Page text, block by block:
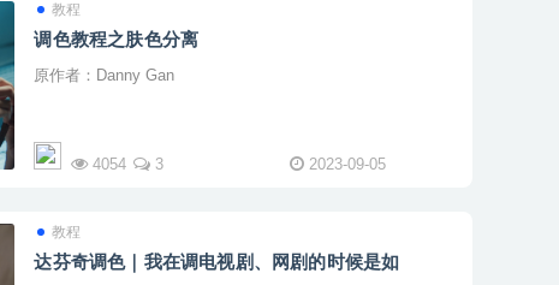
教程
调色教程之肤色分离
原作者：Danny Gan
4054 3 2023-09-05
教程
达芬奇调色｜我在调电视剧、网剧的时候是如